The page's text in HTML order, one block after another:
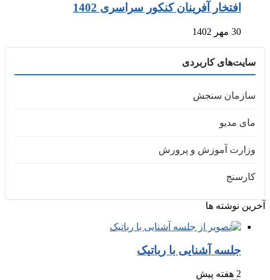
افتخار آفرینان کنکور سراسری 1402
30 مهر 1402
سایت‌های کاربردی
سازمان سنجش
مای مدیو
وزارت آموزش و پرورش
کارسنج
آخرین نوشته ها
جلسه آشنایی با رباتیک
2 هفته پیش